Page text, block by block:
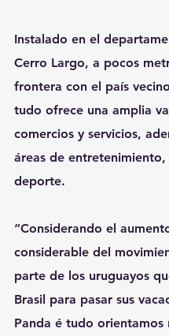
Instalado en el
Cerro Largo, a pocos
frontera con el país
tudo ofrece una amplia
comercios y servicios,
áreas de entretenimiento,
deporte.
“Considerando el
considerable del
parte de los uruguayos
Brasil para pasar sus
Panda é tudo orientamos